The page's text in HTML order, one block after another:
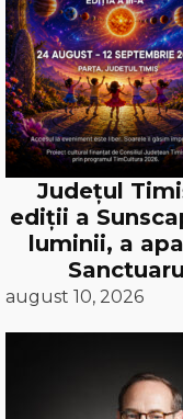
Județul
ediții a
luminii, a
august 10, 2026